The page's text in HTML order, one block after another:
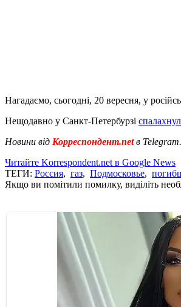
Нагадаємо, сьогодні, 20 вересня, у
Нещодавно у Санкт-Петербурзі
Новини від Корреспондент.netв
Читайте Korrespondent.net в Google News
ТЕГИ: Россия, газ, Подмосковье,
Якщо ви помітили помилку, виділіть